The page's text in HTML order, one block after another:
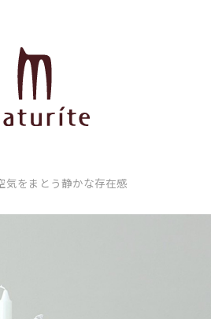
をまとう静かな存在感